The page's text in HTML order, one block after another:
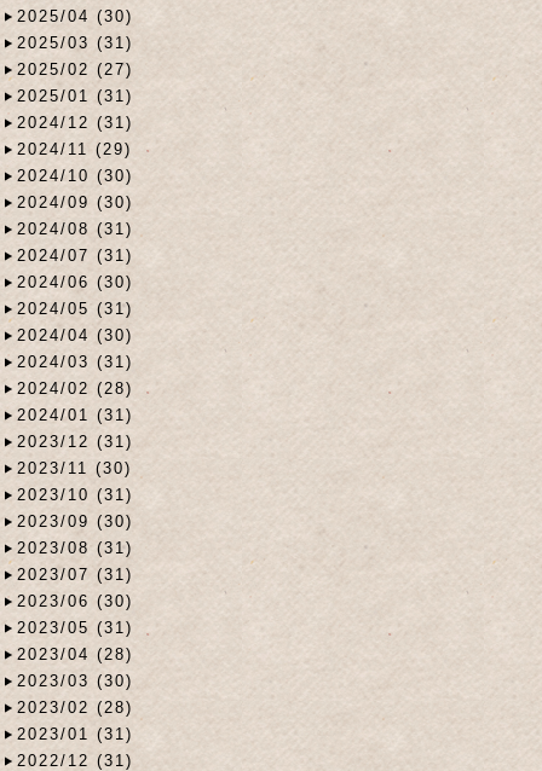
2025/04 (30)
2025/03 (31)
2025/02 (27)
2025/01 (31)
2024/12 (31)
2024/11 (29)
2024/10 (30)
2024/09 (30)
2024/08 (31)
2024/07 (31)
2024/06 (30)
2024/05 (31)
2024/04 (30)
2024/03 (31)
2024/02 (28)
2024/01 (31)
2023/12 (31)
2023/11 (30)
2023/10 (31)
2023/09 (30)
2023/08 (31)
2023/07 (31)
2023/06 (30)
2023/05 (31)
2023/04 (28)
2023/03 (30)
2023/02 (28)
2023/01 (31)
2022/12 (31)